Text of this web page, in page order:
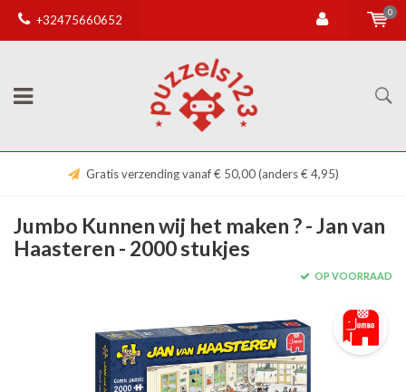
+32475660652
0
Gratis verzending vanaf € 50,00 (anders € 4,95)
Jumbo Kunnen wij het maken ? - Jan van
Haasteren - 2000 stukjes
OP VOORRAAD